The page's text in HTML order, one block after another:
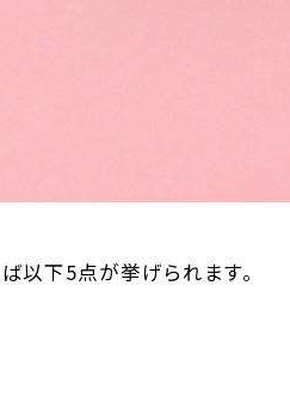
以下5点が挙げられます。